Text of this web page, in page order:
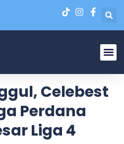
Celebest
Perdana
Liga 4